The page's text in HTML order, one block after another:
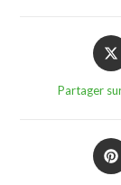
in
new
Partager
in